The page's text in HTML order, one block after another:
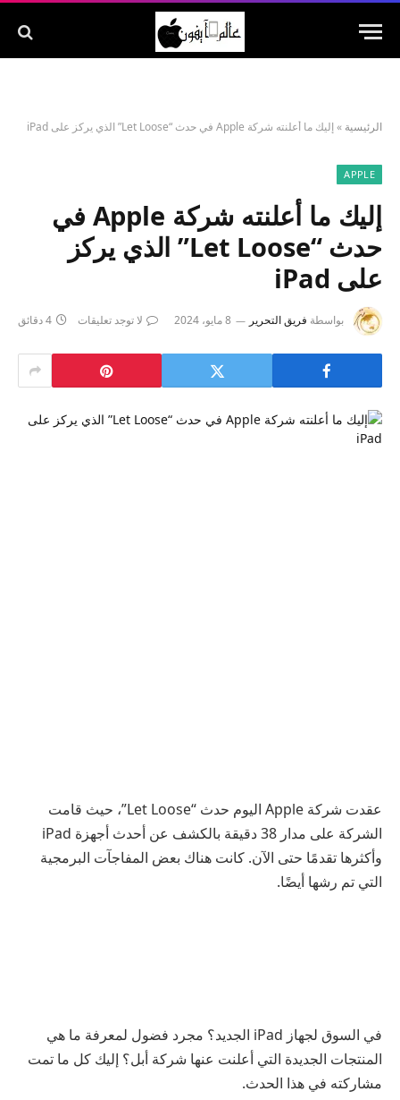
الرئيسية » إليك ما أعلنته شركة Apple في حدث “Let Loose” الذي يركز على iPad
APPLE
إليك ما أعلنته شركة Apple في
حدث “Let Loose” الذي يركز
على iPad
بواسطة فريق التحرير 8 مايو، 2024 لا توجد تعليقات 4 دقائق
عقدت شركة Apple اليوم حدث “Let Loose”، حيث قامت
الشركة على مدار 38 دقيقة بالكشف عن أحدث أجهزة iPad
وأكثرها تقدمًا حتى الآن. كانت هناك بعض المفاجآت البرمجية
التي تم رشها أيضًا.
في السوق لجهاز iPad الجديد؟ مجرد فضول لمعرفة ما هي
المنتجات الجديدة التي أعلنت عنها شركة أبل؟ إليك كل ما تمت
مشاركته في هذا الحدث.